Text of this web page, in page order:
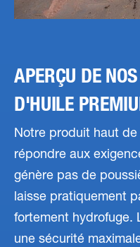
APERÇU DE
D'HUILE
Notre produit haut
répondre aux
génère pas de
laisse pratiquement
fortement hydrofuge.
une sécurité